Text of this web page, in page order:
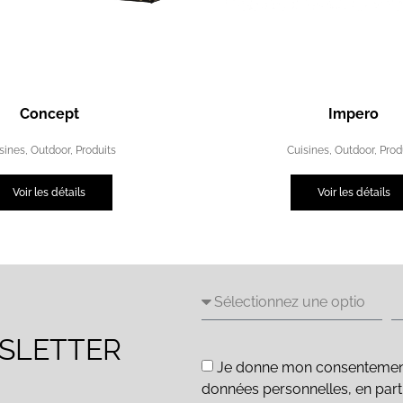
Concept
, Outdoor, Produits
Voir les détails
Impero
Cuisines ,Outdoor,
Voir les détails
Je donne mon
données personnelles, en